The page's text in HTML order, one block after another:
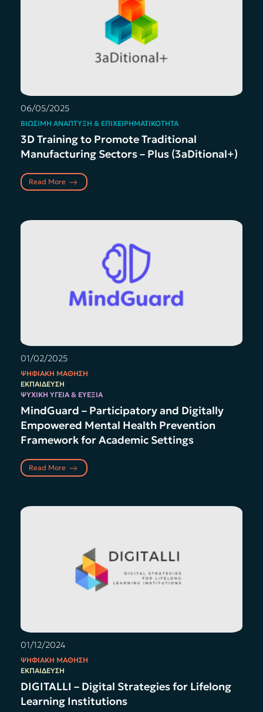
06/05/2025
ΒΙΏΣΙΜΗ ΑΝΆΠΤΥΞΗ & ΕΠΙΧΕΙΡΗΜΑΤΙΚΌΤΗΤΑ
3D Training to Promote Traditional
Manufacturing Sectors – Plus (3aDitional+)
Read More
01/02/2025
ΨΗΦΙΑΚΉ ΜΆΘΗΣΗ
ΕΚΠΑΊΔΕΥΣΗ
ΨΥΧΙΚΉ ΥΓΕΊΑ & ΕΥΕΞΊΑ
MindGuard – Participatory and Digitally
Empowered Mental Health Prevention
Framework for Academic Settings
Read More
01/12/2024
ΨΗΦΙΑΚΉ ΜΆΘΗΣΗ
ΕΚΠΑΊΔΕΥΣΗ
DIGITALLI – Digital Strategies for Lifelong
Learning Institutions